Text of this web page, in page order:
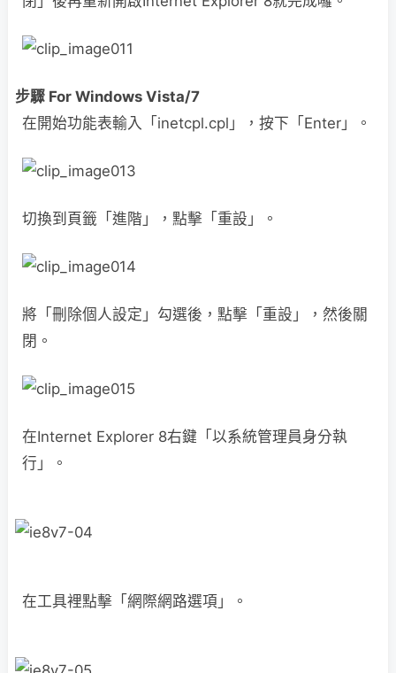
步驟 For Windows Vista/7
在開始功能表輸入「inetcpl.cpl」，按下「Enter」。
切換到頁籤「進階」，點擊「重設」。
將「刪除個人設定」勾選後，點擊「重設」，然後關
閉。
在Internet Explorer 8右鍵「以系統管理員身分執
行」。
在工具裡點擊「網際網路選項」。